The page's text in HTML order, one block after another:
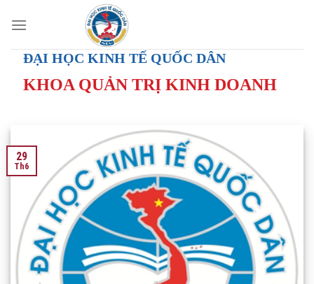
ĐẠI HỌC KINH TẾ QUỐC DÂN
KHOA QUẢN TRỊ KINH DOANH
29
Th6